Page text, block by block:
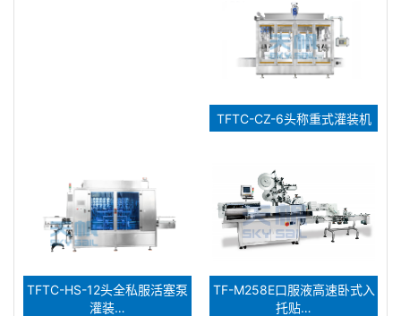
TFTC-CZ-6头称重式灌装机
TFTC-HS-12头全私服活塞泵
灌装…
TF-M258E口服液高速卧式入
托贴…